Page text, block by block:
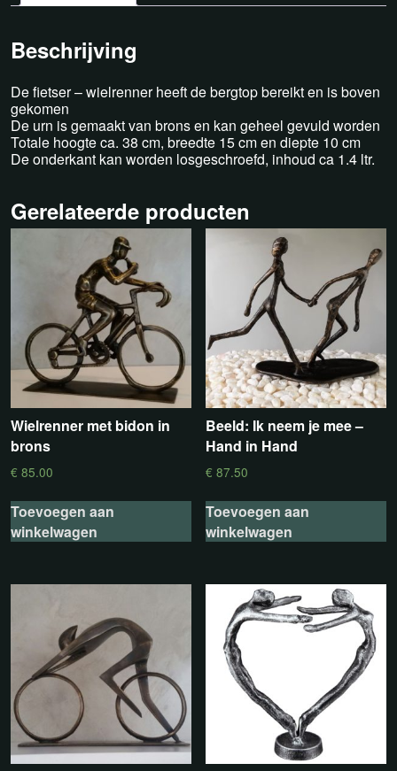
Beschrijving
De fietser – wielrenner heeft de bergtop bereikt en is boven
gekomen
De urn is gemaakt van brons en kan geheel gevuld worden
Totale hoogte ca. 38 cm, breedte 15 cm en diepte 10 cm
De onderkant kan worden losgeschroefd, inhoud ca 1.4 ltr.
Gerelateerde producten
Wielrenner met bidon in
brons
€ 85.00
Toevoegen aan
winkelwagen
Beeld: Ik neem je mee –
Hand in Hand
€ 87.50
Toevoegen aan
winkelwagen